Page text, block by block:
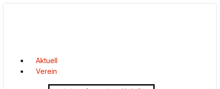
Aktuell
Verein